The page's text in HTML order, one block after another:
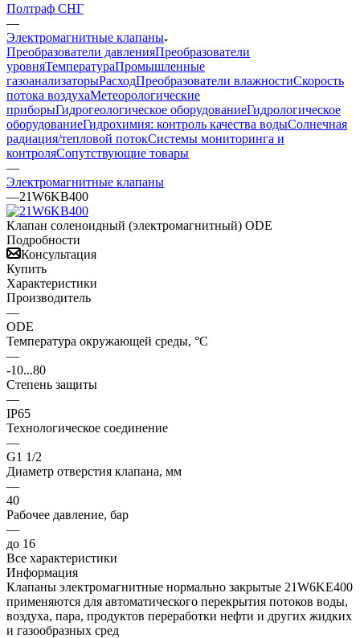
Полтраф СНГ
—
Электромагнитные клапаны
Преобразователи давленияПреобразователи
уровняТемператураПромышленные
газоанализаторыРасходПреобразователи влажностиСкорость
потока воздухаМетеорологические
приборыГидрогеологическое оборудованиеГидрологическое
оборудованиеГидрохимия: контроль качества водыСолнечная
радиация/тепловой потокСистемы мониторинга и
контроляСопутствующие товары
—
Электромагнитные клапаны
—21W6KB400
Клапан соленоидный (электромагнитный) ODE
Подробности
Консультация
Купить
Характеристики
Производитель
—
ODE
Температура окружающей среды, °С
—
-10...80
Степень защиты
—
IP65
Технологическое соединение
—
G1 1/2
Диаметр отверстия клапана, мм
—
40
Рабочее давление, бар
—
до 16
Все характеристики
Информация
Клапаны электромагнитные нормально закрытые 21W6KE400
применяются для автоматического перекрытия потоков воды,
воздуха, пара, продуктов переработки нефти и других жидких
и газообразных сред